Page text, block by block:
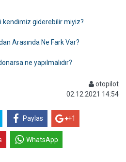
giderebilir miyiz?
Arasında Ne Fark Var?
ne yapılmalıdır?
otopilot
02.12.2021 14:54
Paylas +1
WhatsApp